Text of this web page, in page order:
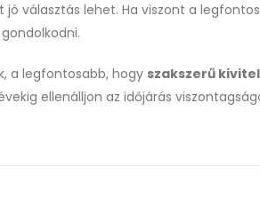
választás lehet. Ha viszont a
a legfontosabb, hogy szakszerű
ellenálljon az időjárás